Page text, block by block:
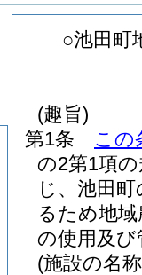
○池田町
(趣旨)
第1条
この
の2第1項
じ、池田
るため地
の使用及
(施設の名